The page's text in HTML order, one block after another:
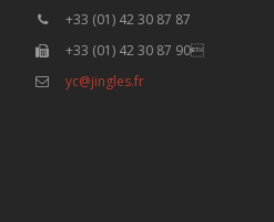
+33 (01) 42 30 87 87
+33 (01) 42 30 87 90
yc@jingles.fr